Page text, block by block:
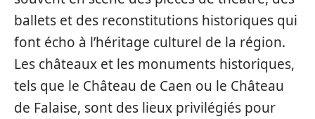
ballets et des reconstitutions historiques qui
font écho à l’héritage culturel de la région.
Les châteaux et les monuments historiques,
tels que le Château de Caen ou le Château
de Falaise, sont des lieux privilégiés pour